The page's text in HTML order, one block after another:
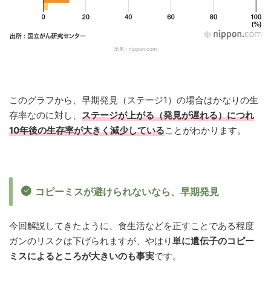
出典：nippon.com
このグラフから、早期発見（ステージ1）の場合はかなりの生
存率なのに対し、 ステージが上がる（発見が遅れる）につれ
10年後の生存率が大きく減少していることがわかります。
コピーミスが避けられないなら、早期発見
今回解説してきたように、食生活などを正すことである程度
ガンのリスクは下げられますが、やはり単に遺伝子のコピー
ミスによるところが大きいのも事実です。